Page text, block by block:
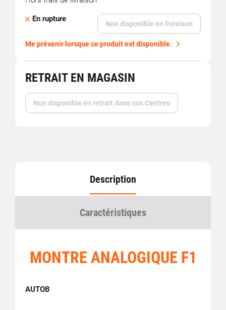
En rupture
Non disponible en livraison
Me prévenir lorsque ce produit est disponible.
RETRAIT EN MAGASIN
Non disponible en retrait dans nos Centres
Description
Caractéristiques
MONTRE ANALOGIQUE F1
AUTOB